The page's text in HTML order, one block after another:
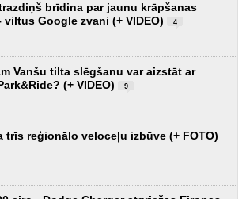
brīdina par jaunu krāpšanas
viltus Google zvani (+ VIDEO)
4
Vanšu tilta slēgšanu var aizstāt ar
(+ VIDEO)
9
trīs reģionālo veloceļu izbūve (+ FOTO)